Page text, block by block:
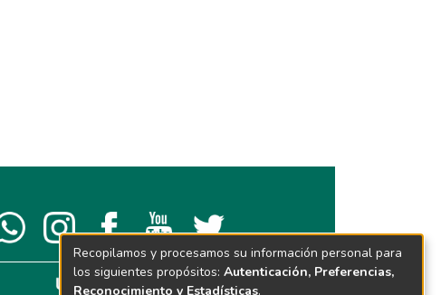
Recopilamos y procesamos su información personal para
los siguientes propósitos: Autenticación, Preferencias,
Reconocimiento y Estadísticas.